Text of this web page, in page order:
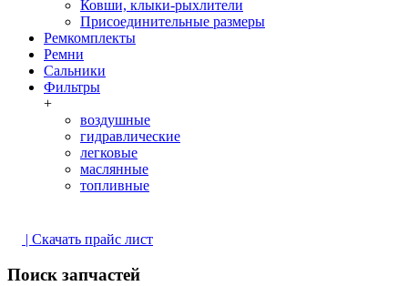
Ковши, клыки-рыхлители
Присоединительные размеры
Ремкомплекты
Ремни
Сальники
Фильтры
+
воздушные
гидравлические
легковые
маслянные
топливные
| Скачать прайс лист
Поиск запчастей